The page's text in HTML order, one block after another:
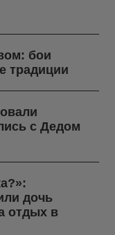
бои
традиции
с Дедом
дочь
отдых в